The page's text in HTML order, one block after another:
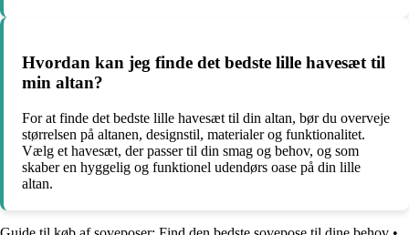
Hvordan kan jeg finde det bedste lille havesæt til
min altan?
For at finde det bedste lille havesæt til din altan, bør du overveje
størrelsen på altanen, designstil, materialer og funktionalitet.
Vælg et havesæt, der passer til din smag og behov, og som
skaber en hyggelig og funktionel udendørs oase på din lille
altan.